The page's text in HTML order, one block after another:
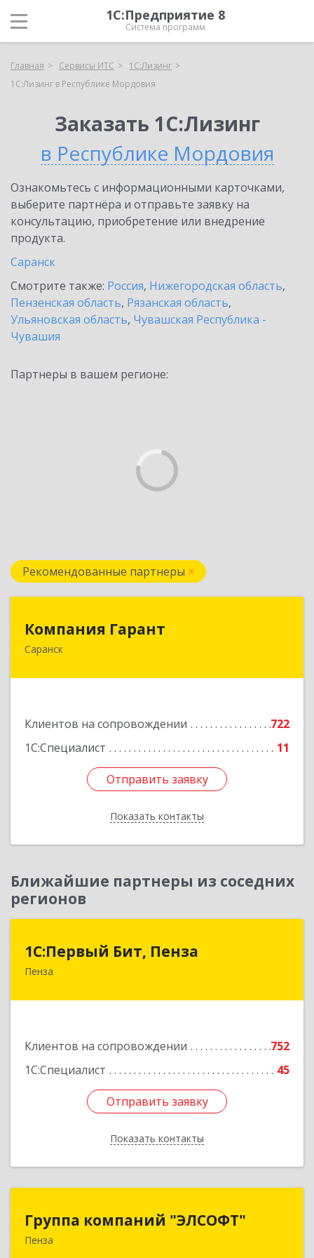
1С:Предприятие 8
Система программ
Главная Сервисы ИТС
1С:Лизинг
1С:Лизинг в Республике Мордовия
Заказать 1С:Лизинг
в Республике Мордовия
Ознакомьтесь с информационными карточками,
выберите партнёра и отправьте заявку на
консультацию, приобретение или внедрение
продукта.
Саранск
Смотрите также: Россия, Нижегородская область,
Пензенская область, Рязанская область,
Ульяновская область, Чувашская Республика -
Чувашия
Партнеры в вашем регионе:
Рекомендованные партнеры
Компания Гарант
Саранск
Клиентов на сопровождении
722
1С:Специалист
11
Отправить заявку
Показать контакты
Отправить заявку
Назад
Ближайшие партнеры из соседних
регионов
1С:Первый Бит, Пенза
Пенза
Клиентов на сопровождении
752
1С:Специалист
45
Отправить заявку
Показать контакты
440000, Пензенская обл, Пенза г, Московская
Отправить заявку
Назад
Группа компаний "ЭЛСОФТ"
Пенза
Группа компаний "ЭЛСОФТ"
440020, Пензенская обл, Пенза г, Суворова ул,